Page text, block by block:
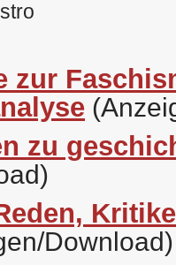
zur
zu
Download)